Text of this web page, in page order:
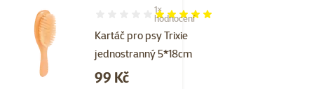
Kartáč pro psy Trixie
jednostranný 5*18cm
Hodnocení 100%, počet hodnocení: 1
1×
hodnocení
Cena
99 Kč